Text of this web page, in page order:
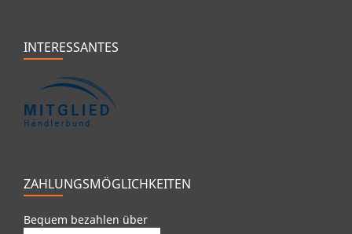
INTERESSANTES
ZAHLUNGSMÖGLICHKEITEN
Bequem bezahlen über